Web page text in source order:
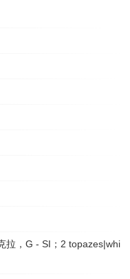
拉，G - SI；2 topazes|whi